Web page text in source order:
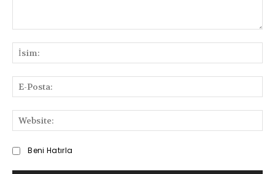
ve
Deneyimlerinizi
Beni Hatırla